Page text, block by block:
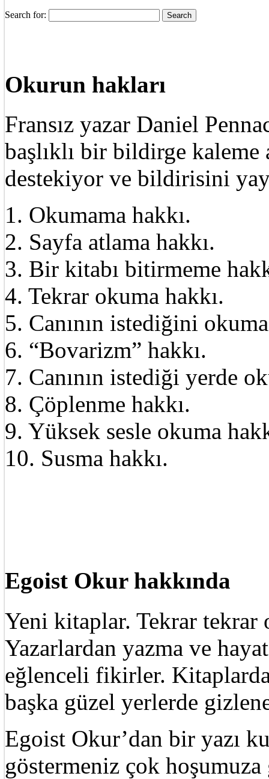
Search for:
Okurun hakları
Fransız yazar Daniel
başlıklı bir bildirge kaleme
destekiyor ve bildirisini
1. Okumama hakkı.
2. Sayfa atlama hakkı.
3. Bir kitabı bitirmeme
4. Tekrar okuma hakkı.
5. Canının istediğini
6. “Bovarizm” hakkı.
7. Canının istediği yerde
8. Çöplenme hakkı.
9. Yüksek sesle okuma
10. Susma hakkı.
Egoist Okur hakkında
Yeni kitaplar. Tekrar tekrar
Yazarlardan yazma ve
eğlenceli fikirler.
başka güzel yerlerde
Egoist Okur’dan bir yazı
göstermeniz çok